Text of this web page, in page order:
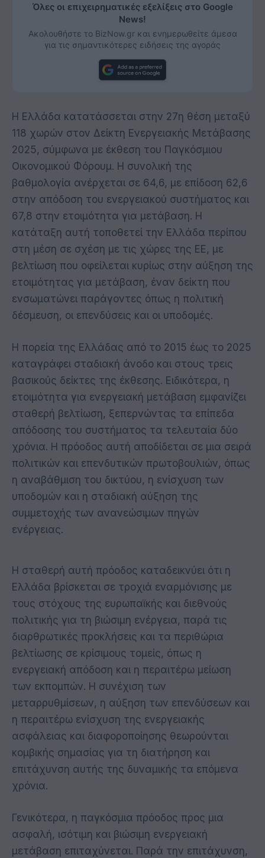
Όλες οι επιχειρηματικές εξελίξεις στο Google
News!
Ακολουθήστε το BizNow.gr και ενημερωθείτε άμεσα
για τις σημαντικότερες ειδήσεις της αγοράς
Η Ελλάδα κατατάσσεται στην 27η θέση μεταξύ
118 χωρών στον Δείκτη Ενεργειακής Μετάβασης
2025, σύμφωνα με έκθεση του Παγκόσμιου
Οικονομικού Φόρουμ. Η συνολική της
βαθμολογία ανέρχεται σε 64,6, με επίδοση 62,6
στην απόδοση του ενεργειακού συστήματος και
67,8 στην ετοιμότητα για μετάβαση. Η
κατάταξη αυτή τοποθετεί την Ελλάδα περίπου
στη μέση σε σχέση με τις χώρες της ΕΕ, με
βελτίωση που οφείλεται κυρίως στην αύξηση της
ετοιμότητας για μετάβαση, έναν δείκτη που
ενσωματώνει παράγοντες όπως η πολιτική
δέσμευση, οι επενδύσεις και οι υποδομές.
Η πορεία της Ελλάδας από το 2015 έως το 2025
καταγράφει σταδιακή άνοδο και στους τρεις
βασικούς δείκτες της έκθεσης. Ειδικότερα, η
ετοιμότητα για ενεργειακή μετάβαση εμφανίζει
σταθερή βελτίωση, ξεπερνώντας τα επίπεδα
απόδοσης του συστήματος τα τελευταία δύο
χρόνια. Η πρόοδος αυτή αποδίδεται σε μια σειρά
πολιτικών και επενδυτικών πρωτοβουλιών, όπως
η αναβάθμιση του δικτύου, η ενίσχυση των
υποδομών και η σταδιακή αύξηση της
συμμετοχής των ανανεώσιμων πηγών
ενέργειας.
Η σταθερή αυτή πρόοδος καταδεικνύει ότι η
Ελλάδα βρίσκεται σε τροχιά εναρμόνισης με
τους στόχους της ευρωπαϊκής και διεθνούς
πολιτικής για τη βιώσιμη ενέργεια, παρά τις
διαρθρωτικές προκλήσεις και τα περιθώρια
βελτίωσης σε κρίσιμους τομείς, όπως η
ενεργειακή απόδοση και η περαιτέρω μείωση
των εκπομπών. Η συνέχιση των
μεταρρυθμίσεων, η αύξηση των επενδύσεων και
η περαιτέρω ενίσχυση της ενεργειακής
ασφάλειας και διαφοροποίησης θεωρούνται
κομβικής σημασίας για τη διατήρηση και
επιτάχυνση αυτής της δυναμικής τα επόμενα
χρόνια.
Γενικότερα, η παγκόσμια πρόοδος προς μια
ασφαλή, ισότιμη και βιώσιμη ενεργειακή
μετάβαση επιταχύνεται. Παρά την επιτάχυνση,